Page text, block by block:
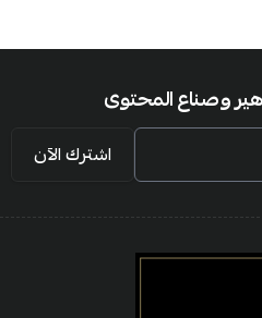
وصناع المحتوى
اشترك الآن